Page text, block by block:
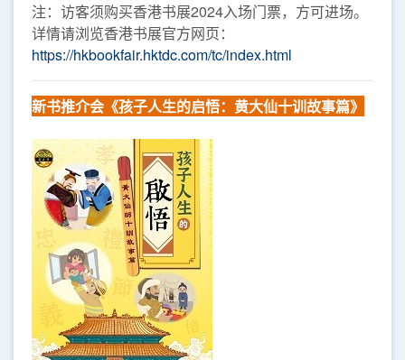
注：访客须购买香港书展2024入场门票，方可进场。
详情请浏览香港书展官方网页：
https://hkbookfair.hktdc.com/tc/index.html
新书推介会 《孩子人生的启悟：黄大仙十训故事篇》